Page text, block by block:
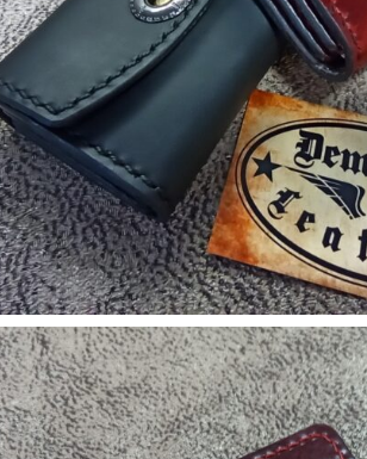
5. Аксесуари
Cardholder fold 00939